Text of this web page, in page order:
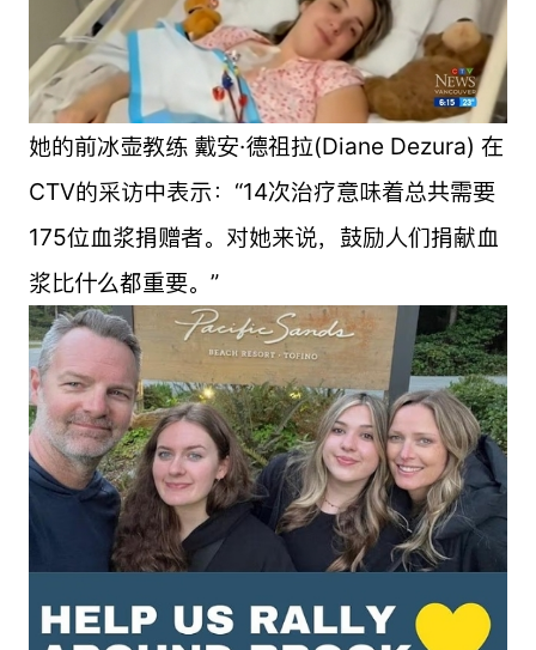
她的前冰壶教练 戴安·德祖拉(Diane Dezura) 在
CTV的采访中表示：“14次治疗意味着总共需要
175位血浆捐赠者。对她来说，鼓励人们捐献血
浆比什么都重要。”